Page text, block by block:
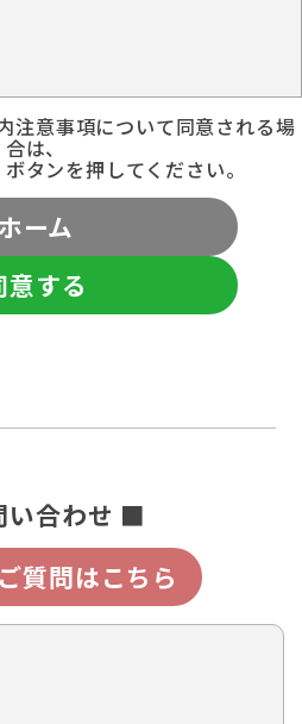
注意事項について同意される場
合は、
タンを押してください。
ホーム
意する
合わせ ■
質問はこちら